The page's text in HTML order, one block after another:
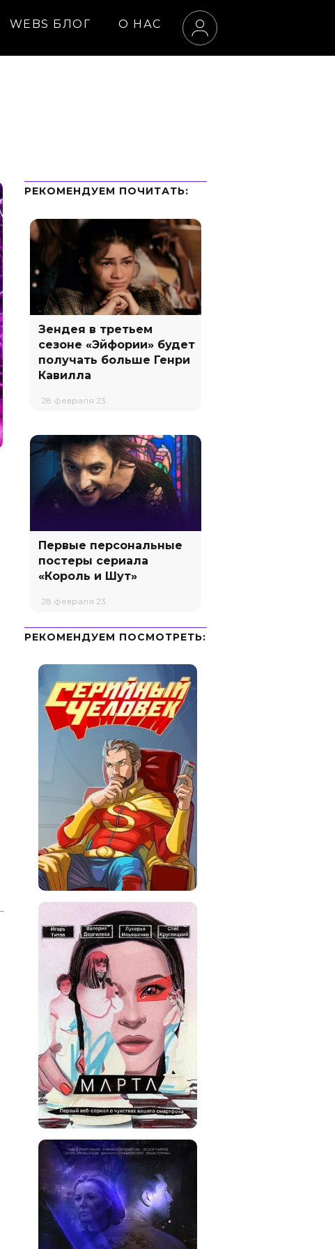
WEBS БЛОГ О НАС
РЕКОМЕНДУЕМ ПOЧИТАТЬ:
Зендея в третьем
сезоне «Эйфории» будет
получать больше Генри
Кавилла
28 февраля 23
Первые персональные
постеры сериала
«Король и Шут»
28 февраля 23
РЕКОМЕНДУЕМ ПОСМОТРЕТЬ: